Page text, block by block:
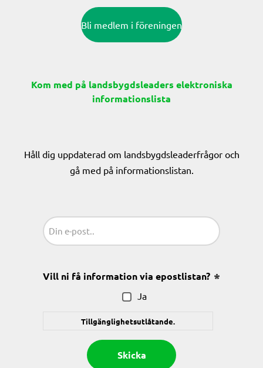
Bli medlem i föreningen
Kom med på landsbygdsleaders elektroniska
informationslista
Håll dig uppdaterad om landsbygdsleaderfrågor och
gå med på informationslistan.
Vill ni få information via epostlistan?
Ja
Tillgänglighetsutlåtande.